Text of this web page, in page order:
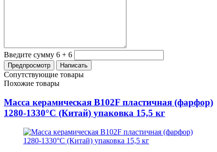
Введите сумму 6 + 6
Сопутствующие товары
Похожие товары
Масса керамическая B102F пластичная (фарфор)
1280-1330°С (Китай) упаковка 15,5 кг